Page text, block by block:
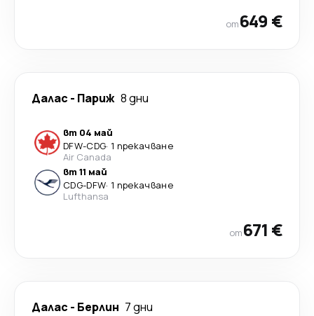
от649 €
Далас - Париж 8 дни
вт 04 май
DFW-CDG· 1 прекачване
Air Canada
вт 11 май
CDG-DFW· 1 прекачване
Lufthansa
от671 €
Далас - Берлин 7 дни